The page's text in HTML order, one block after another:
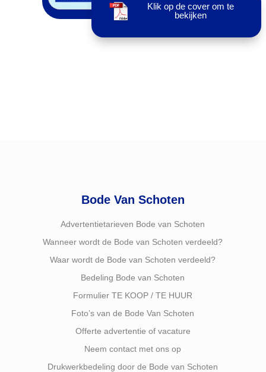
Klik op de cover om te
bekijken
Bode Van Schoten
Advertentietarieven Bode van Schoten
Wanneer wordt de Bode van Schoten verdeeld?
Waar wordt de Bode van Schoten verdeeld?
Bedeling Bode van Schoten
Formulier TE KOOP / TE HUUR
Foto’s van de Bode Van Schoten
Offerte advertentie of vacature
Neem contact met ons op
Drukwerkbedeling door de Bode van Schoten